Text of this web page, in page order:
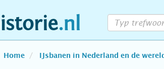
Home IJsbanen in Nederland en de wereld